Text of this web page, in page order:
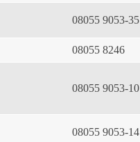
08055 9053-35
08055 8246
08055 9053-10
08055 9053-14